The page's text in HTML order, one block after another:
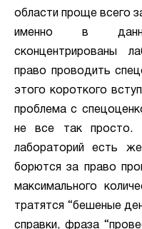
области проще всего
именно в
сконцентрированы
право проводить
этого короткого
проблема с
не все так просто.
лабораторий есть
борются за право
максимального
тратятся “бешеные
справки, фраза